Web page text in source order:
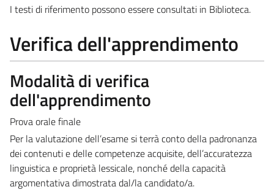
I testi di riferimento possono essere consultati in Biblioteca.
Verifica dell'apprendimento
Modalità di verifica
dell'apprendimento
Prova orale finale
Per la valutazione dell’esame si terrà conto della padronanza
dei contenuti e delle competenze acquisite, dell’accuratezza
linguistica e proprietà lessicale, nonché della capacità
argomentativa dimostrata dal/la candidato/a.